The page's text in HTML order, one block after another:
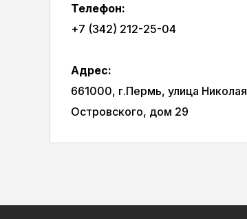
Телефон:
+7 (342) 212-25-04
Адрес:
661000, г.Пермь, улица Николая
Островского, дом 29